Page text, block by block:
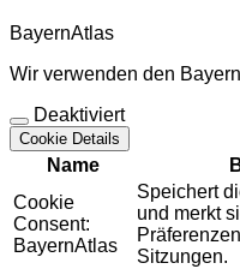
BayernAtlas
Wir verwenden den
Deaktiviert
Cookie Details
Name
Cookie
Consent:
BayernAtlas
Speichert
und merkt
Sitzungen.